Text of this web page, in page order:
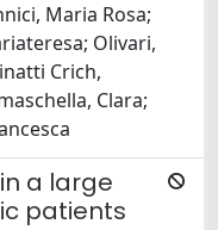
Maria Rosa;
Olivari,
Crich,
Clara;
a large
patients